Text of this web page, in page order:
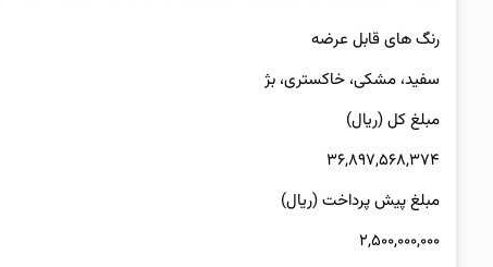
رنگ های قابل عرضه
سفید، مشکی، خاکستری، بژ
مبلغ کل (ریال)
۳۶,۸۹۷,۵۶۸,۳۷۴
مبلغ پیش پرداخت (ریال)
۲,۵۰۰,۰۰۰,۰۰۰